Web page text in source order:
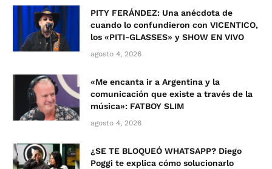
PITY FERÁNDEZ: Una anécdota de
cuando lo confundieron con VICENTICO,
los «PITI-GLASSES» y SHOW EN VIVO
agosto 4, 2026
«Me encanta ir a Argentina y la
comunicación que existe a través de la
música»: FATBOY SLIM
agosto 4, 2026
¿SE TE BLOQUEÓ WHATSAPP? Diego
Poggi te explica cómo solucionarlo